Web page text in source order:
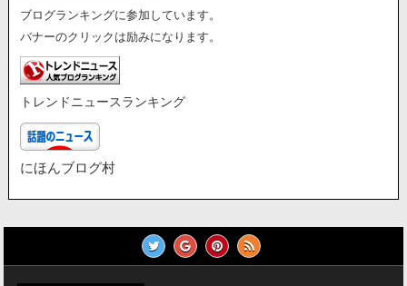
ブログランキングに参加しています。
バナーのクリックは励みになります。
トレンドニュースランキング
にほんブログ村